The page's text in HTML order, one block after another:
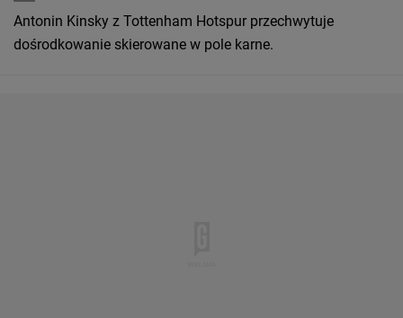
Antonin Kinsky z Tottenham Hotspur przechwytuje
dośrodkowanie skierowane w pole karne.